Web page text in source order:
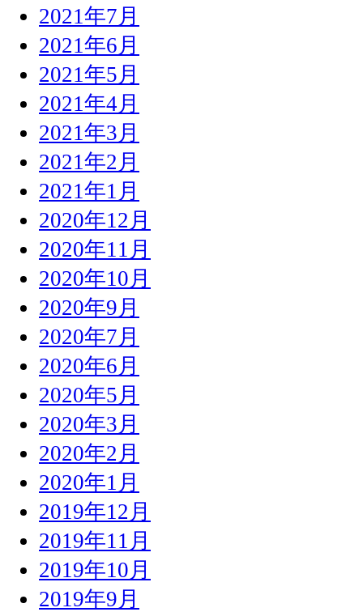
2021年7月
2021年6月
2021年5月
2021年4月
2021年3月
2021年2月
2021年1月
2020年12月
2020年11月
2020年10月
2020年9月
2020年7月
2020年6月
2020年5月
2020年3月
2020年2月
2020年1月
2019年12月
2019年11月
2019年10月
2019年9月